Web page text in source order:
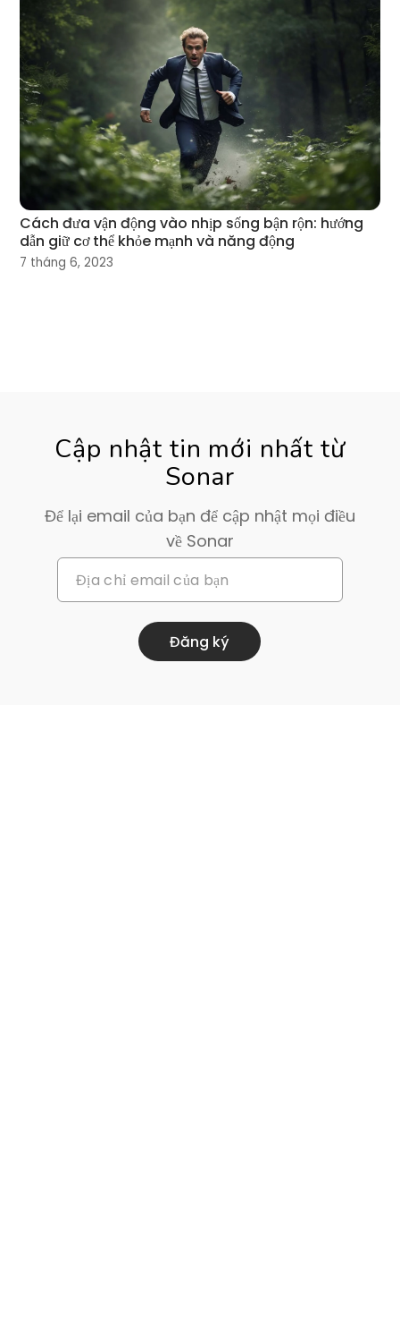
Cách đưa vận động vào nhịp sống bận rộn: hướng
dẫn giữ cơ thể khỏe mạnh và năng động
7 tháng 6, 2023
Cập nhật tin mới nhất từ
Sonar
Để lại email của bạn để cập nhật mọi điều
về Sonar
Đăng ký